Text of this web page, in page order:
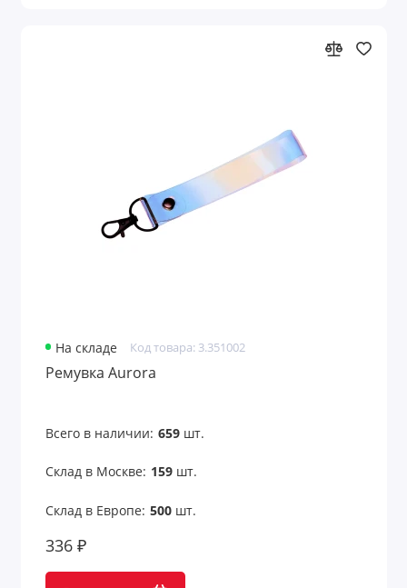
На складе Код товара: 3.351002
Ремувка Aurora
Всего в наличии: 659шт.
Склад в Москве: 159шт.
Склад в Европе: 500шт.
336 ₽